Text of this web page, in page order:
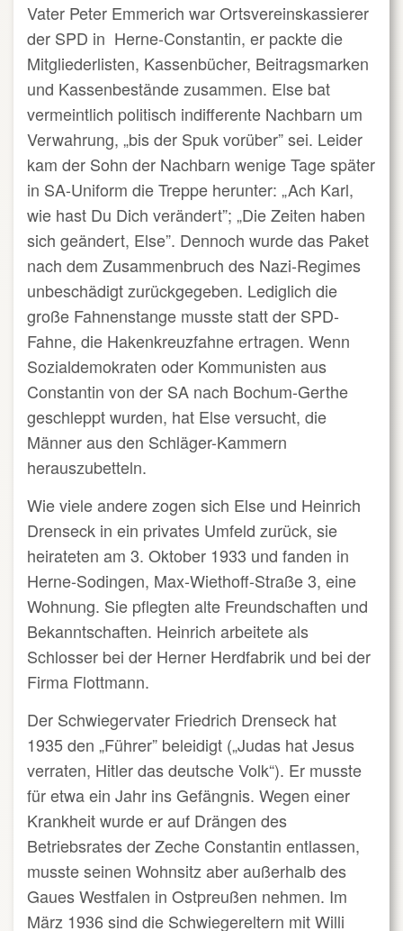
Vater Peter Emmerich war Ortsvereinskassierer
der SPD in Herne-Constantin, er packte die
Mitgliederlisten, Kassenbücher, Beitragsmarken
und Kassenbestände zusammen. Else bat
vermeintlich politisch indifferente Nachbarn um
Verwahrung, „bis der Spuk vorüber” sei. Leider
kam der Sohn der Nachbarn wenige Tage später
in SA-Uniform die Treppe herunter: „Ach Karl,
wie hast Du Dich verändert”; „Die Zeiten haben
sich geändert, Else”. Dennoch wurde das Paket
nach dem Zusammenbruch des Nazi-Regimes
unbeschädigt zurückgegeben. Lediglich die
große Fahnenstange musste statt der SPD-
Fahne, die Hakenkreuzfahne ertragen. Wenn
Sozialdemokraten oder Kommunisten aus
Constantin von der SA nach Bochum-Gerthe
geschleppt wurden, hat Else versucht, die
Männer aus den Schläger-Kammern
herauszubetteln.
Wie viele andere zogen sich Else und Heinrich
Drenseck in ein privates Umfeld zurück, sie
heirateten am 3. Oktober 1933 und fanden in
Herne-Sodingen, Max-Wiethoff-Straße 3, eine
Wohnung. Sie pflegten alte Freundschaften und
Bekanntschaften. Heinrich arbeitete als
Schlosser bei der Herner Herdfabrik und bei der
Firma Flottmann.
Der Schwiegervater Friedrich Drenseck hat
1935 den „Führer” beleidigt („Judas hat Jesus
verraten, Hitler das deutsche Volk“). Er musste
für etwa ein Jahr ins Gefängnis. Wegen einer
Krankheit wurde er auf Drängen des
Betriebsrates der Zeche Constantin entlassen,
musste seinen Wohnsitz aber außerhalb des
Gaues Westfalen in Ostpreußen nehmen. Im
März 1936 sind die Schwiegereltern mit Willi